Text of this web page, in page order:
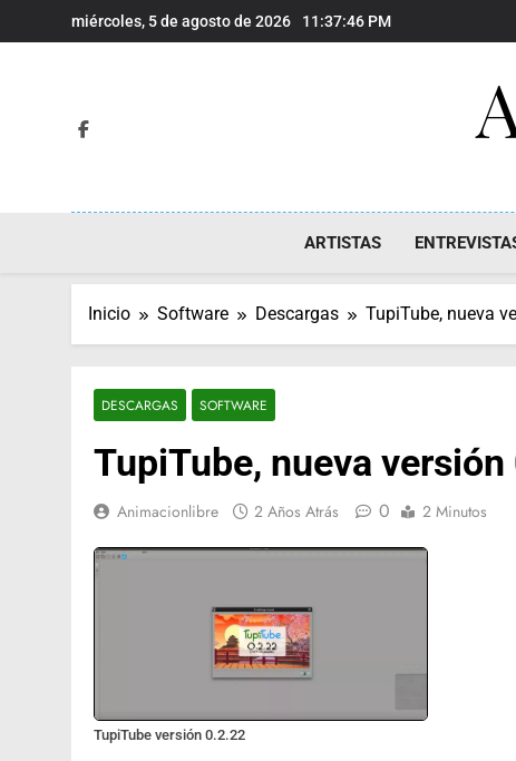
al
miércoles, 5 de agosto de 2026 11:37:46 PM
ARTISTAS
Inicio Software Descargas TupiTube, nueva
DESCARGAS SOFTWARE
TupiTube, nueva
Animacionlibre 2 Años Atrás 0 2 Minutos
TupiTube versión 0.2.22